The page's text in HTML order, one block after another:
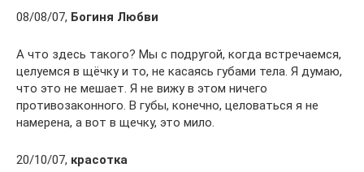
08/08/07, Богиня Любви
А что здесь такого? Мы с подругой, когда встречаемся,
целуемся в щёчку и то, не касаясь губами тела. Я думаю,
что это не мешает. Я не вижу в этом ничего
противозаконного. В губы, конечно, целоваться я не
намерена, а вот в щечку, это мило.
20/10/07, красотка